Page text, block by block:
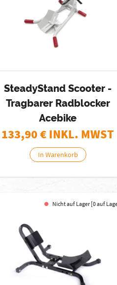
SteadyStand Scooter -
Tragbarer Radblocker
Acebike
133,90€ INKL. MWST
In Warenkorb
Nicht auf Lager [0 auf